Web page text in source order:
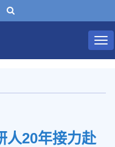
人20年接力赴